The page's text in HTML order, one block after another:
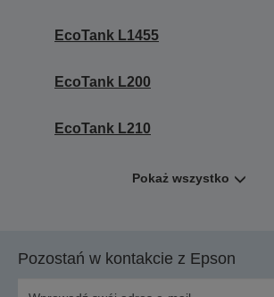
EcoTank L1455
EcoTank L200
EcoTank L210
Pokaż wszystko
Pozostań w kontakcie z Epson